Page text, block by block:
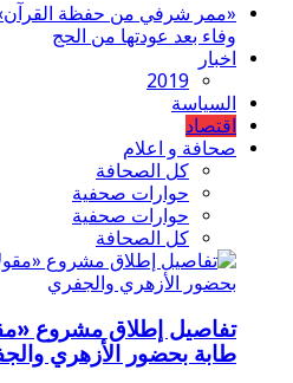
«ممر شرفي من حفظة
وفاء بعد عودتها من الحج
اخبار
2019
السياسة
اقتصاد
صحافة و اعلام
كل الصحافة
حوارات صحفية
حوارات صحفية
كل الصحافة
تفاصيل إطلاق مشروع
طابة بحضور الأزهري